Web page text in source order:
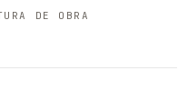
DE OBRA